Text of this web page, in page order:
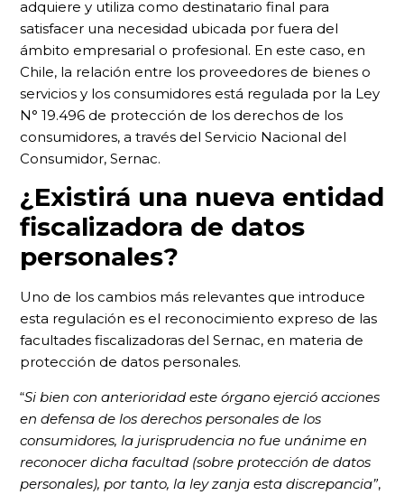
adquiere y utiliza como destinatario final para
satisfacer una necesidad ubicada por fuera del
ámbito empresarial o profesional. En este caso, en
Chile, la relación entre los proveedores de bienes o
servicios y los consumidores está regulada por la Ley
N° 19.496 de protección de los derechos de los
consumidores, a través del Servicio Nacional del
Consumidor, Sernac.
¿Existirá una nueva entidad
fiscalizadora de datos
personales?
Uno de los cambios más relevantes que introduce
esta regulación es el reconocimiento expreso de las
facultades fiscalizadoras del Sernac, en materia de
protección de datos personales.
“Si bien con anterioridad este órgano ejerció acciones
en defensa de los derechos personales de los
consumidores, la jurisprudencia no fue unánime en
reconocer dicha facultad (sobre protección de datos
personales), por tanto, la ley zanja esta discrepancia”,